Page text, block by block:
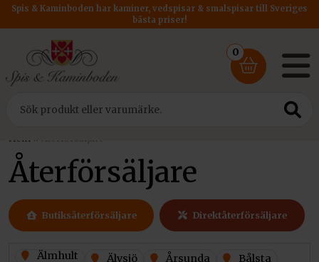
Spis & Kaminboden har kaminer, vedspisar & smalspisar till Sveriges
bästa priser!
0
Hem »
Återförsäljare
Butiksåterförsäljare Direktåterförsäljare
Älmhult Älvsjö Årsunda
Bålsta